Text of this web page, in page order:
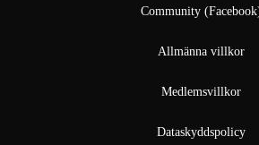
Community
Allmänna villkor
Medlemsvillkor
Dataskyddspolicy